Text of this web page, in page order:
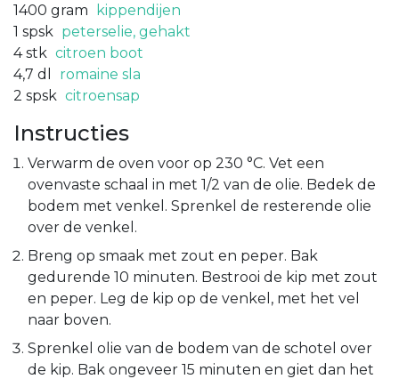
1400 gram
kippendijen
1 spsk peterselie, gehakt
4 stk citroen boot
4,7 dl
romaine sla
2 spsk citroensap
Instructies
Verwarm de oven voor op 230 °C. Vet een
ovenvaste schaal in met 1/2 van de olie. Bedek de
bodem met venkel. Sprenkel de resterende olie
over de venkel.
Breng op smaak met zout en peper. Bak
gedurende 10 minuten. Bestrooi de kip met zout
en peper. Leg de kip op de venkel, met het vel
naar boven.
Sprenkel olie van de bodem van de schotel over
de kip. Bak ongeveer 15 minuten en giet dan het